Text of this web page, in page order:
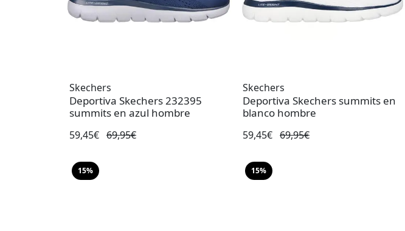
Skechers
Deportiva Skechers 232395
summits en azul hombre
59,45€ 69,95€
Skechers
Deportiva Skechers summits en
blanco hombre
59,45€ 69,95€
15% 15%